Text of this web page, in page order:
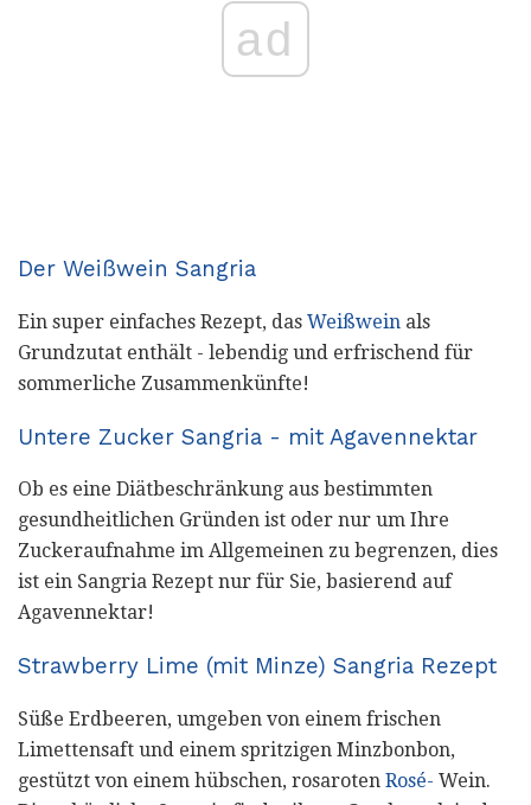
ad
Der Weißwein Sangria
Ein super einfaches Rezept, das Weißwein als
Grundzutat enthält - lebendig und erfrischend für
sommerliche Zusammenkünfte!
Untere Zucker Sangria - mit Agavennektar
Ob es eine Diätbeschränkung aus bestimmten
gesundheitlichen Gründen ist oder nur um Ihre
Zuckeraufnahme im Allgemeinen zu begrenzen, dies
ist ein Sangria Rezept nur für Sie, basierend auf
Agavennektar!
Strawberry Lime (mit Minze) Sangria Rezept
Süße Erdbeeren, umgeben von einem frischen
Limettensaft und einem spritzigen Minzbonbon,
gestützt von einem hübschen, rosaroten Rosé- Wein.